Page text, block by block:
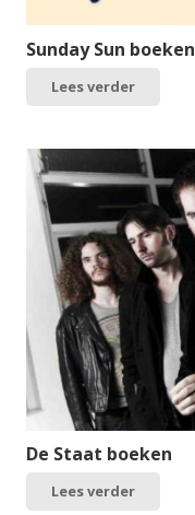
Sunday Sun boeken
Lees verder
De Staat boeken
Lees verder